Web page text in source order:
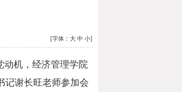
[字体： 大 中 小]
动机，经济管理学院
记谢长旺老师参加会